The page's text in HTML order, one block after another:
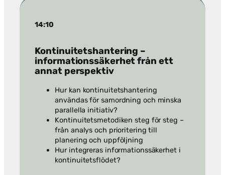
14:10
Kontinuitetshantering –
informationssäkerhet från ett
annat perspektiv
Hur kan kontinuitetshantering
användas för samordning och minska
parallella initiativ?
Kontinuitetsmetodiken steg för steg –
från analys och prioritering till
planering och uppföljning
Hur integreras informationssäkerhet i
kontinuitetsflödet?